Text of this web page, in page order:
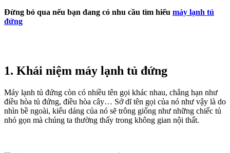
Đừng bỏ qua nếu bạn đang có nhu cầu tìm hiểu máy lạnh tủ
đứng
1. Khái niệm máy lạnh tủ đứng
Máy lạnh tủ đứng còn có nhiều tên gọi khác nhau, chẳng hạn như
điều hòa tủ đứng, điều hòa cây… Sở dĩ tên gọi của nó như vậy là do
nhìn bề ngoài, kiểu dáng của nó sẽ trông giống như những chiếc tủ
nhỏ gọn mà chúng ta thường thấy trong không gian nội thất.